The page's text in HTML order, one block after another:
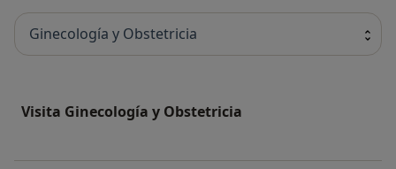
Ginecología y Obstetricia
Visita Ginecología y Obstetricia